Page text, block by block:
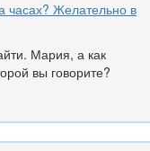
часах? Желательно в
Мария, а как
вы говорите?